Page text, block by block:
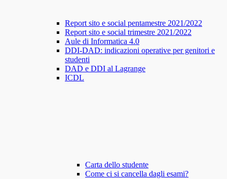
Report sito e social pentamestre 2021/2022
Report sito e social trimestre 2021/2022
Aule di Informatica 4.0
DDI-DAD: indicazioni operative per genitori e
studenti
DAD e DDI al Lagrange
ICDL
Carta dello studente
Come ci si cancella dagli esami?